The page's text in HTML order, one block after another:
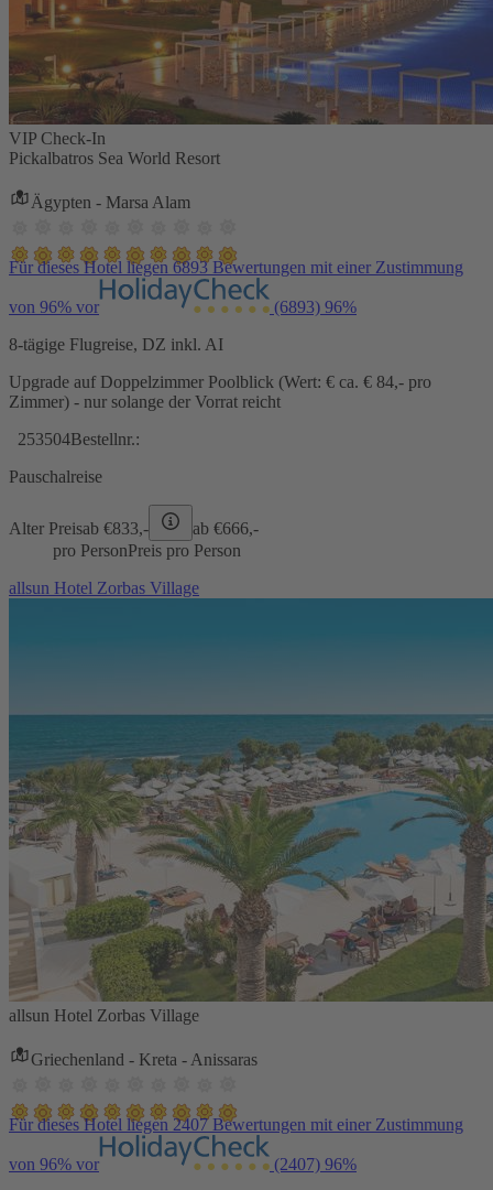
VIP Check-In
Pickalbatros Sea World Resort
Ägypten - Marsa Alam
Für dieses Hotel liegen 6893 Bewertungen mit einer Zustimmung
von 96% vor (6893) 96%
8-tägige Flugreise, DZ inkl. AI
Upgrade auf Doppelzimmer Poolblick (Wert: € ca. € 84,- pro
Zimmer) - nur solange der Vorrat reicht
253504Bestellnr.:
Pauschalreise
Alter Preisab €833,- ab €666,-
pro PersonPreis pro Person
allsun Hotel Zorbas Village
allsun Hotel Zorbas Village
Griechenland - Kreta - Anissaras
Für dieses Hotel liegen 2407 Bewertungen mit einer Zustimmung
von 96% vor (2407) 96%